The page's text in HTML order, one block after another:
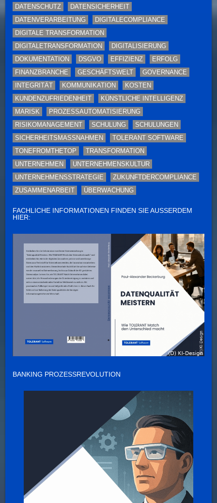
DATENSCHUTZ
DATENSICHERHEIT
DATENVERARBEITUNG
DIGITALECOMPLIANCE
DIGITALE TRANSFORMATION
DIGITALETRANSFORMATION
DIGITALISIERUNG
DOKUMENTATION
DSGVO EFFIZIENZ
ERFOLG
FINANZBRANCHE
GESCHÄFTSWELT
GOVERNANCE
INTEGRITÄT
KOMMUNIKATION
KOSTEN
KUNDENZUFRIEDENHEIT
KÜNSTLICHE INTELLIGENZ
MARISK
PROZESSAUTOMATISIERUNG
RISIKOMANAGEMENT
SCHULUNG
SCHULUNGEN
SICHERHEITSMASSNAHMEN
TOLERANT SOFTWARE
TONEFROMTHETOP
TRANSFORMATION
UNTERNEHMEN
UNTERNEHMENSKULTUR
UNTERNEHMENSSTRATEGIE
ZUKUNFTDERCOMPLIANCE
ZUSAMMENARBEIT
ÜBERWACHUNG
FACHLICHE INFORMATIONEN FINDEN SIE AUSSERDEM H
IER:
BANKING PROZESSREVOLUTION